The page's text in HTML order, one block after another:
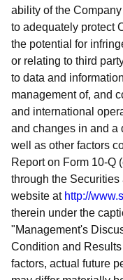
ability of the
to adequately protect
the potential for
or relating to third
to data and
management of, and
and international
and changes in and a
well as other factors
Report on Form 10-Q
through the
website at http://
therein under the
"Management's
Condition and
factors, actual future